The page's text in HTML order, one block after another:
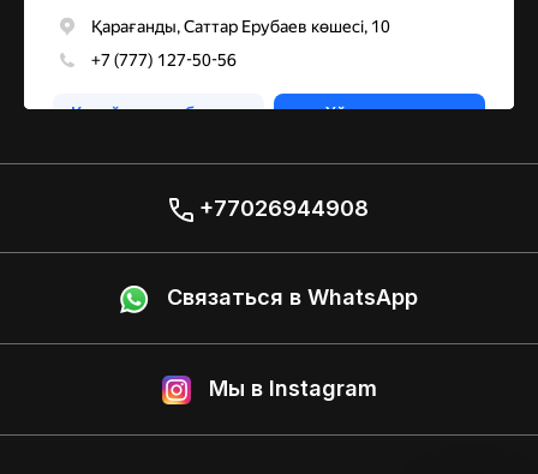
+77026944908
Связаться в WhatsApp
Мы в Instagram